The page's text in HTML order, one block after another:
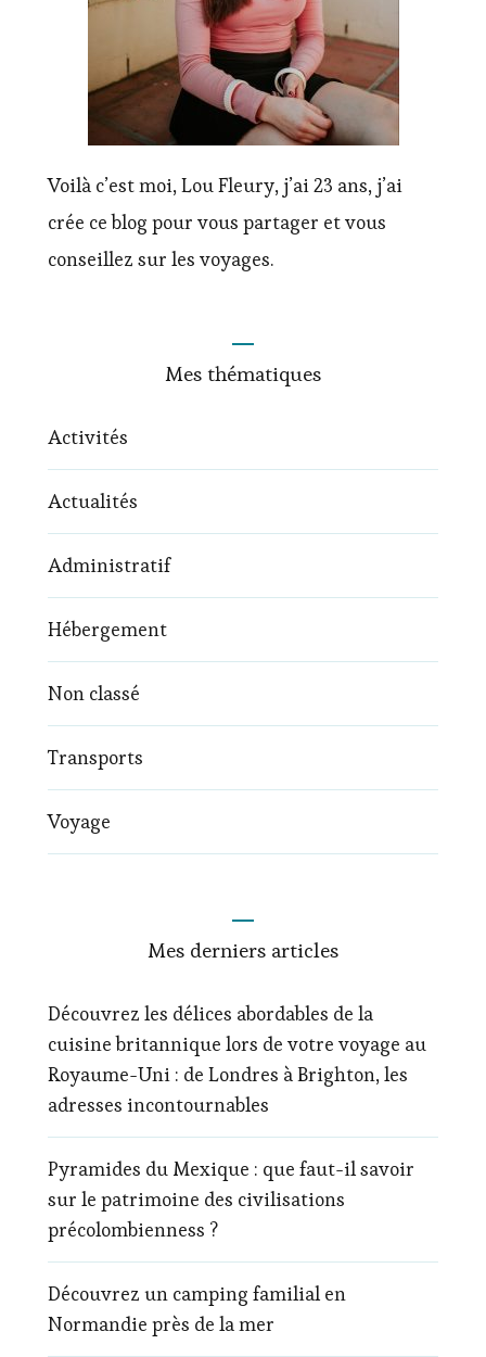
Voilà c’est moi, Lou Fleury, j’ai 23 ans, j’ai
crée ce blog pour vous partager et vous
conseillez sur les voyages.
Mes thématiques
Activités
Actualités
Administratif
Hébergement
Non classé
Transports
Voyage
Mes derniers articles
Découvrez les délices abordables de la
cuisine britannique lors de votre voyage au
Royaume-Uni : de Londres à Brighton, les
adresses incontournables
Pyramides du Mexique : que faut-il savoir
sur le patrimoine des civilisations
précolombienness ?
Découvrez un camping familial en
Normandie près de la mer